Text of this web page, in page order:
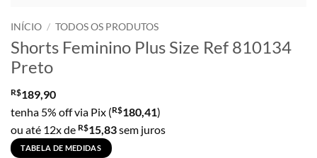
INÍCIO / TODOS OS PRODUTOS
Shorts Feminino Plus Size Ref 810134
Preto
R$189,90
tenha 5% off via Pix (R$180,41)
ou até 12x de R$15,83sem juros
TABELA DE MEDIDAS